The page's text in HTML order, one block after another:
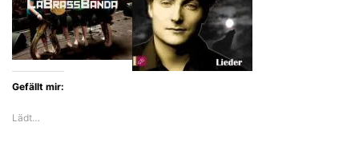
Gefällt mir:
Lädt…